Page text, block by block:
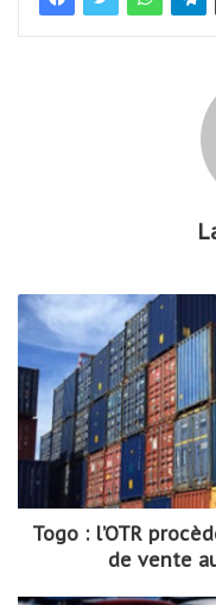
Togo : l’OTR
de vente